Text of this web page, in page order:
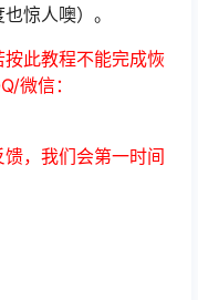
惊人噢）。
此教程不能完成恢
微信：
，我们会第一时间